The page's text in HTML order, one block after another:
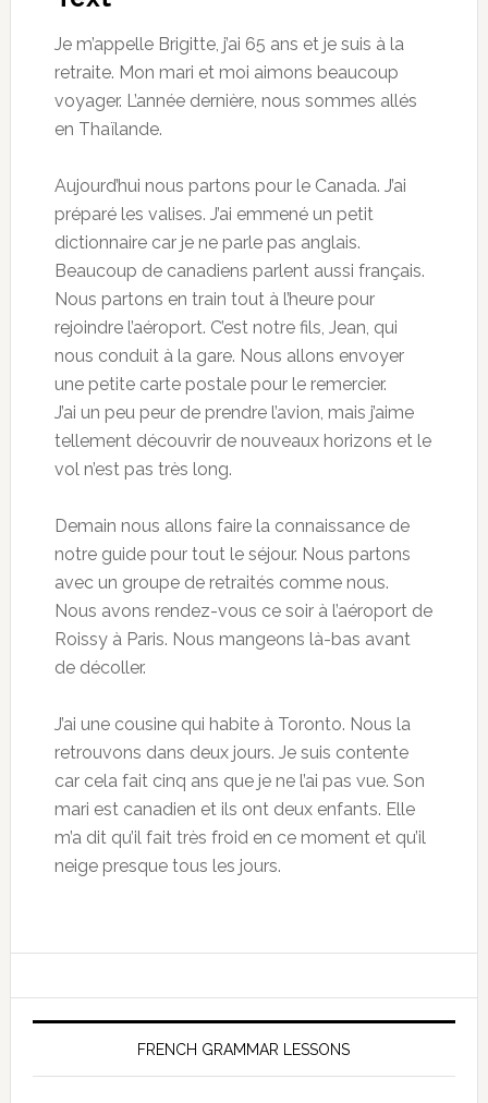
Je m’appelle Brigitte, j’ai 65 ans et je suis à la
retraite. Mon mari et moi aimons beaucoup
voyager. L’année dernière, nous sommes allés
en Thaïlande.
Aujourd’hui nous partons pour le Canada. J’ai
préparé les valises. J’ai emmené un petit
dictionnaire car je ne parle pas anglais.
Beaucoup de canadiens parlent aussi français.
Nous partons en train tout à l’heure pour
rejoindre l’aéroport. C’est notre fils, Jean, qui
nous conduit à la gare. Nous allons envoyer
une petite carte postale pour le remercier.
J’ai un peu peur de prendre l’avion, mais j’aime
tellement découvrir de nouveaux horizons et le
vol n’est pas très long.
Demain nous allons faire la connaissance de
notre guide pour tout le séjour. Nous partons
avec un groupe de retraités comme nous.
Nous avons rendez-vous ce soir à l’aéroport de
Roissy à Paris. Nous mangeons là-bas avant
de décoller.
J’ai une cousine qui habite à Toronto. Nous la
retrouvons dans deux jours. Je suis contente
car cela fait cinq ans que je ne l’ai pas vue. Son
mari est canadien et ils ont deux enfants. Elle
m’a dit qu’il fait très froid en ce moment et qu’il
neige presque tous les jours.
FRENCH GRAMMAR LESSONS